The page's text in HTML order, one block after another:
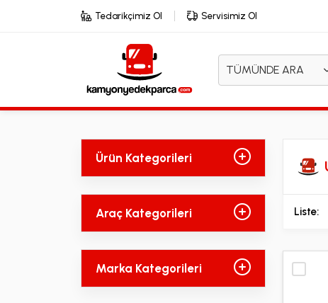
Tedarikçimiz Ol Servisimiz Ol
TÜMÜNDE ARA
Ürün Kategorileri
Araç Kategorileri
Marka Kategorileri
Liste: